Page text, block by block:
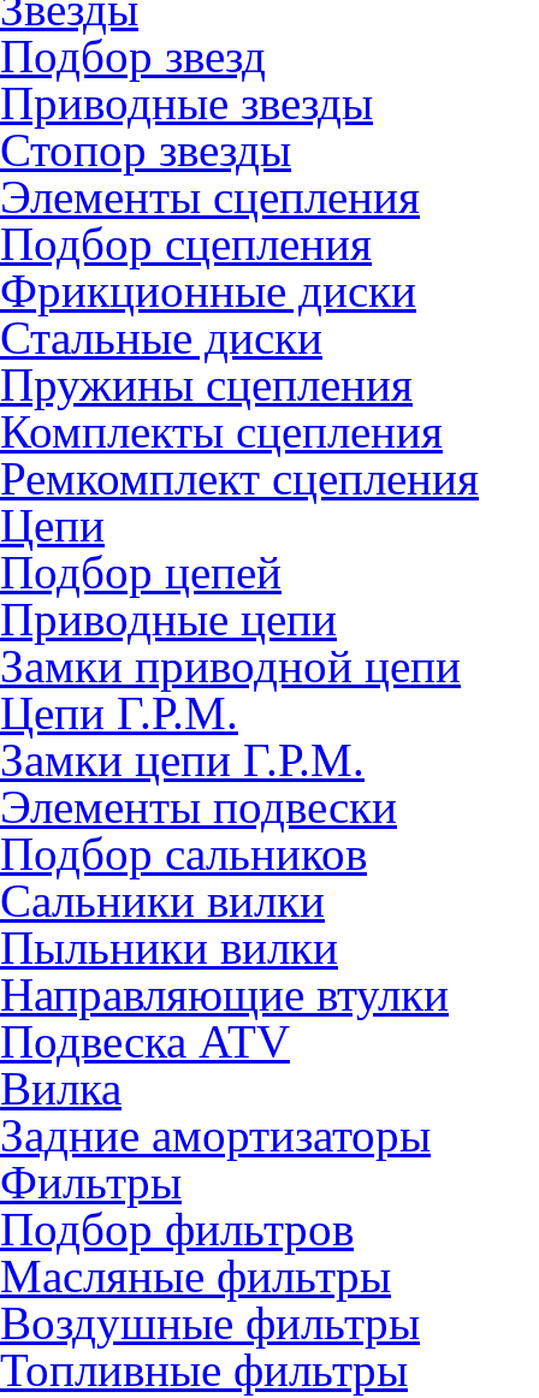
Подбор звезд
Приводные звезды
Стопор звезды
Элементы сцепления
Подбор сцепления
Фрикционные диски
Стальные диски
Пружины сцепления
Комплекты сцепления
Ремкомплект сцепления
Цепи
Подбор цепей
Приводные цепи
Замки приводной цепи
Цепи Г.Р.М.
Замки цепи Г.Р.М.
Элементы подвески
Подбор сальников
Сальники вилки
Пыльники вилки
Направляющие втулки
Подвеска ATV
Вилка
Задние амортизаторы
Фильтры
Подбор фильтров
Масляные фильтры
Воздушные фильтры
Топливные фильтры